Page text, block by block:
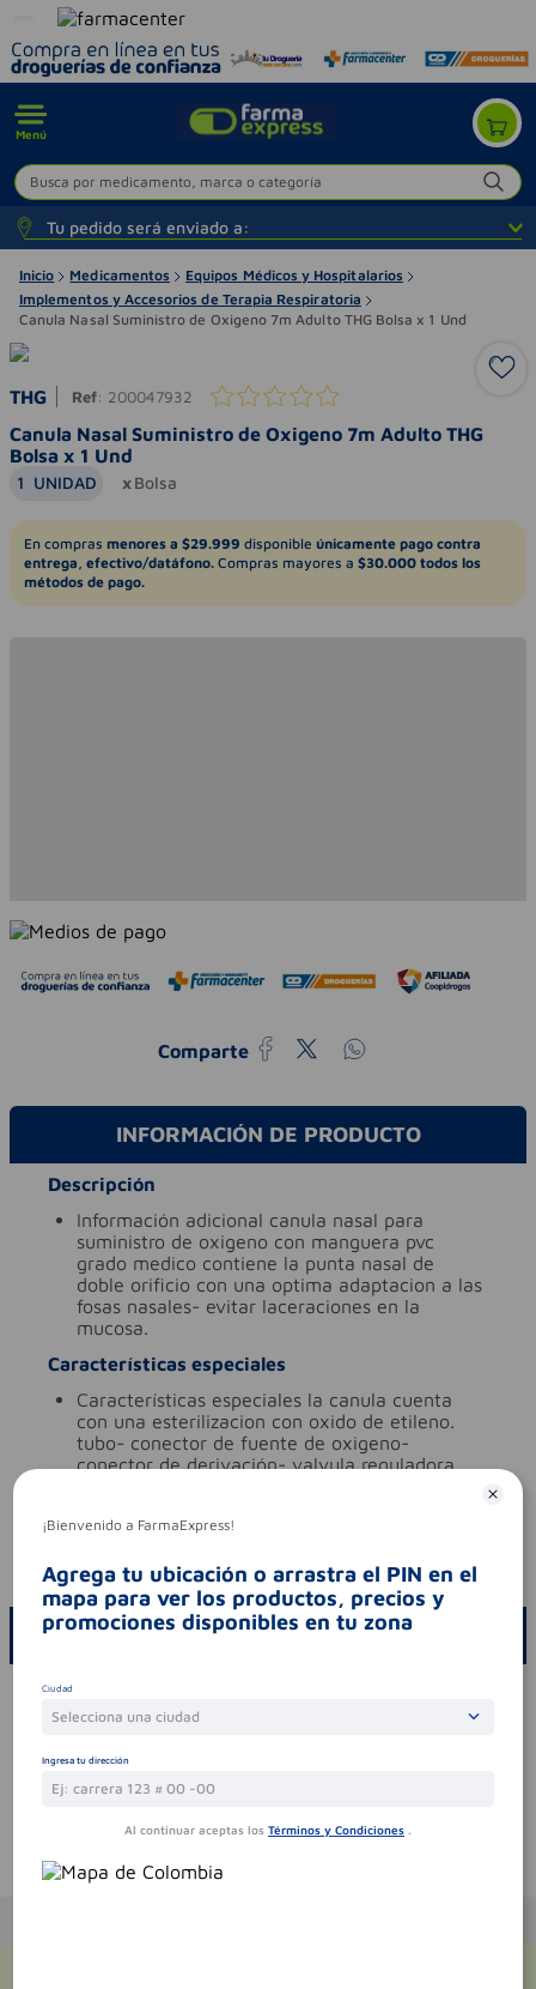
Menú
Busca por medicamento, marca o categoría
Tu pedido será enviado a:
Inicio Medicamentos
Equipos Médicos y Hospitalarios
Implementos y Accesorios de Terapia Respiratoria
Canula Nasal Suministro de Oxigeno 7m Adulto THG Bolsa x 1 Und
THG Ref: 200047932
Canula Nasal Suministro de Oxigeno 7m Adulto THG
Bolsa x 1 Und
1 UNIDAD Bolsa
En compras menores a $29.999 disponible únicamente pago contra
entrega, efectivo/datáfono. Compras mayores a $30.000 todos los
métodos de pago.
Comparte
INFORMACIÓN DE PRODUCTO
Descripción
información adicional canula nasal para
suministro de oxigeno con manguera pvc
grado medico contiene la punta nasal de
doble orificio con una optima adaptacion a las
fosas nasales- evitar laceraciones en la
mucosa.
Características especiales
características especiales la canula cuenta
con una esterilizacion con oxido de etileno.
tubo- conector de fuente de oxigeno-
conector de derivación- valvula reguladora.
Aviso legal
codigo invima 2021dm-0023844
ESCRIBE UN COMENTARIO
Por favor, inicie sesión para escribir un comentario
Te puede interesar
¡Bienvenido a FarmaExpress!
Agrega tu ubicación o arrastra el PIN en el
mapa para ver los productos, precios y
promociones disponibles en tu zona
Ciudad
Selecciona una ciudad
Ingresa tu dirección
Al continuar aceptas los Términos y Condiciones .